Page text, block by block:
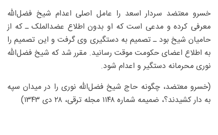
خسرو معتضد سردار اسعد را عامل اصلی اعدام شیخ فضل‌الله
معرفی کرده و مدعی است که او بدون اطلاع عضدالملک ـ که از
حامیان شیخ بود ـ تصمیم به دستگیری وی گرفت و این تصمیم را
به اطلاع اعضای حکومت موقت رسانید. مقرر شد که شیخ فضل‌الله
نوری محرمانه دستگیر و اعدام شود.
(خسرو معتضد، چگونه حاج شیخ فضل‌الله نوری را در میدان سپه
به دار کشیدند؟، ضمیمه شماره ۱۱۴۸ مجله ترقی، ۲۸ دی ۱۳۴۳)